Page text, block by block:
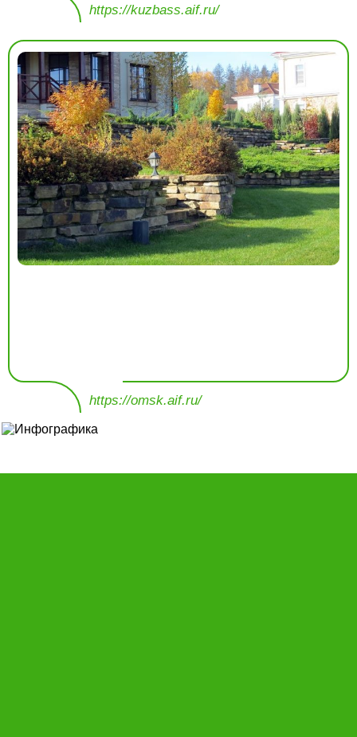
https://kuzbass.aif.ru/
https://omsk.aif.ru/